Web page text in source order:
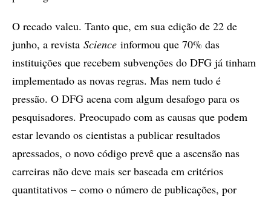
O recado valeu. Tanto que, em sua edição de 22 de
junho, a revista Science informou que 70% das
instituições que recebem subvenções do DFG já tinham
implementado as novas regras. Mas nem tudo é
pressão. O DFG acena com algum desafogo para os
pesquisadores. Preocupado com as causas que podem
estar levando os cientistas a publicar resultados
apressados, o novo código prevê que a ascensão nas
carreiras não deve mais ser baseada em critérios
quantitativos – como o número de publicações, por